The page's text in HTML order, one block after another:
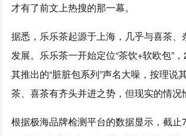
才有了前文上热搜的那一幕。
据悉，乐乐茶起源于上海，几乎与喜茶、
发展。乐乐茶一开始定位“茶饮+软欧包”
其推出的“脏脏包系列”声名大噪，按理说
茶、喜茶有齐头并进之势，但现实的情况
根据极海品牌检测平台的数据显示，截止